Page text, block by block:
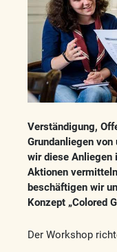
Verständigung,
Grundanliegen von
wir diese Anliegen
Aktionen vermitteln
beschäftigen wir
Konzept „Colored
Der Workshop